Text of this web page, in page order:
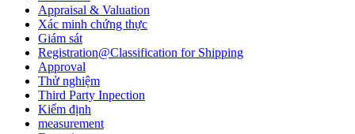
Appraisal & Valuation
Xác minh chứng thực
Giám sát
Registration@Classification for Shipping
Approval
Thử nghiệm
Third Party Inpection
Kiểm định
measurement